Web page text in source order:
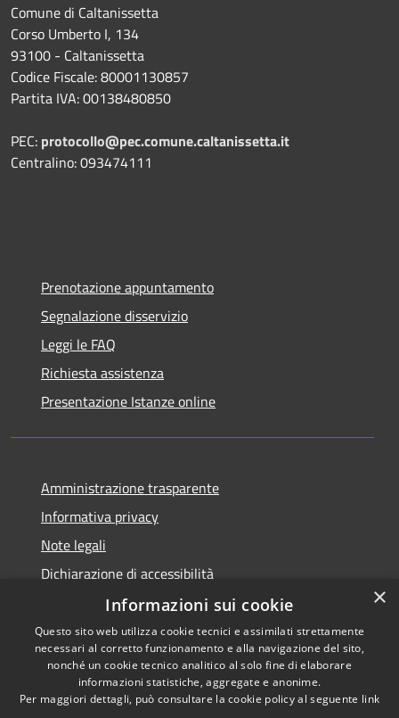
Comune di Caltanissetta
Corso Umberto I, 134
93100 - Caltanissetta
Codice Fiscale: 80001130857
Partita IVA: 00138480850
PEC: protocollo@pec.comune.caltanissetta.it
Centralino: 093474111
Prenotazione appuntamento
Segnalazione disservizio
Leggi le FAQ
Richiesta assistenza
Presentazione Istanze online
Amministrazione trasparente
Informativa privacy
Note legali
Dichiarazione di accessibilità
Accessibilità
Privacy
Copyright © 2026 • Comune di
Caltanissetta • Powered by
Municipium•Accesso
×
Informazioni sui cookie
Questo sito web utilizza cookie tecnici e assimilati strettamente
necessari al corretto funzionamento e alla navigazione del sito,
nonché un cookie tecnico analitico al solo fine di elaborare
informazioni statistiche, aggregate e anonime.
Per maggiori dettagli, può consultare la cookie policy al seguente link